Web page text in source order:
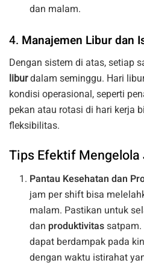
dan malam.
4. Manajemen Libur dan
Dengan sistem di atas, setiap
liburdalam seminggu. Hari
kondisi operasional, seperti
pekan atau rotasi di hari kerja
fleksibilitas.
Tips Efektif
Pantau Kesehatan dan
jam per shift bisa
malam. Pastikan untuk
dan produktivitas
dapat berdampak pada
dengan waktu istirahat